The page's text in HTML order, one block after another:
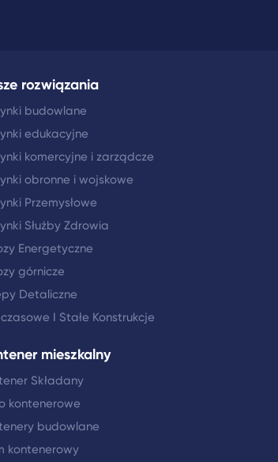
rozwiązania
budowlane
edukacyjne
komercyjne i zarządcze
obronne i wojskowe
Przemysłowe
Służby Zdrowia
Energetyczne
górnicze
Detaliczne
I Stałe Konstrukcje
mieszkalny
Składany
kontenerowe
budowlane
kontenerowy